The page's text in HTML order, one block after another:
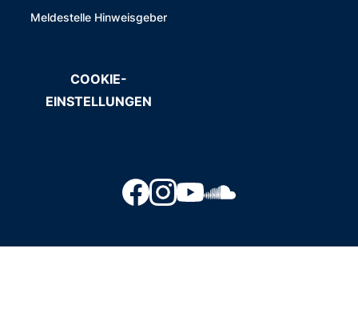
Meldestelle Hinweisgeber
COOKIE-
EINSTELLUNGEN